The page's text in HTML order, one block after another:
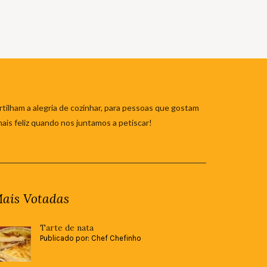
a alegria de cozinhar, para pessoas que gostam
feliz quando nos juntamos a petiscar!
Votadas
Tarte de nata
Publicado por: Chef Chefinho